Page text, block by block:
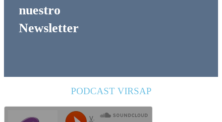
nuestro
Newsletter
PODCAST VIRSAP